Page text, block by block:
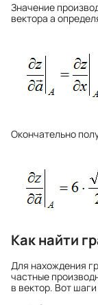
Значение
вектора а
Окончательно
Как найти
Для нахождения
частные
в вектор. Вот